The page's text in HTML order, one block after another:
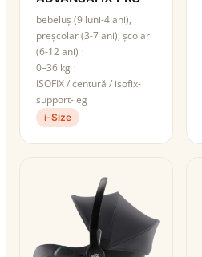
bebeluș (9 luni-4 ani),
preșcolar (3-7 ani), școlar
(6-12 ani)
0–36 kg
ISOFIX / centură / isofix-
support-leg
i-Size